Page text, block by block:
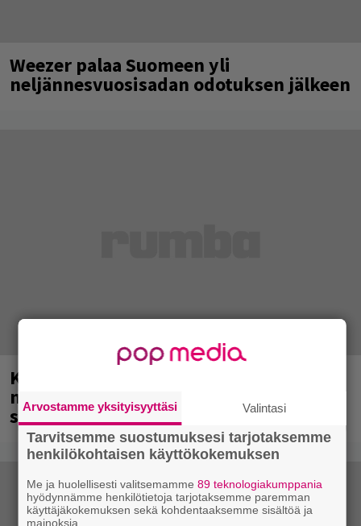
Weezer palaa Suomeen yli
neljännesvuosisadan odotuksen jälkeen
Kent mainittu, ja syystä: kovassa
nosteessa olevan ruotsalaisyhtye
saapuu Suomeen
Arvostamme yksityisyyttäsi Valintasi
Tarvitsemme suostumuksesi tarjotaksemme
henkilökohtaisen käyttökokemuksen
Me ja huolellisesti valitsemamme 89 teknologiakumppania
hyödynnämme henkilötietoja tarjotaksemme paremman
käyttäjäkokemuksen sekä kohdentaaksemme sisältöä ja
mainoksia.